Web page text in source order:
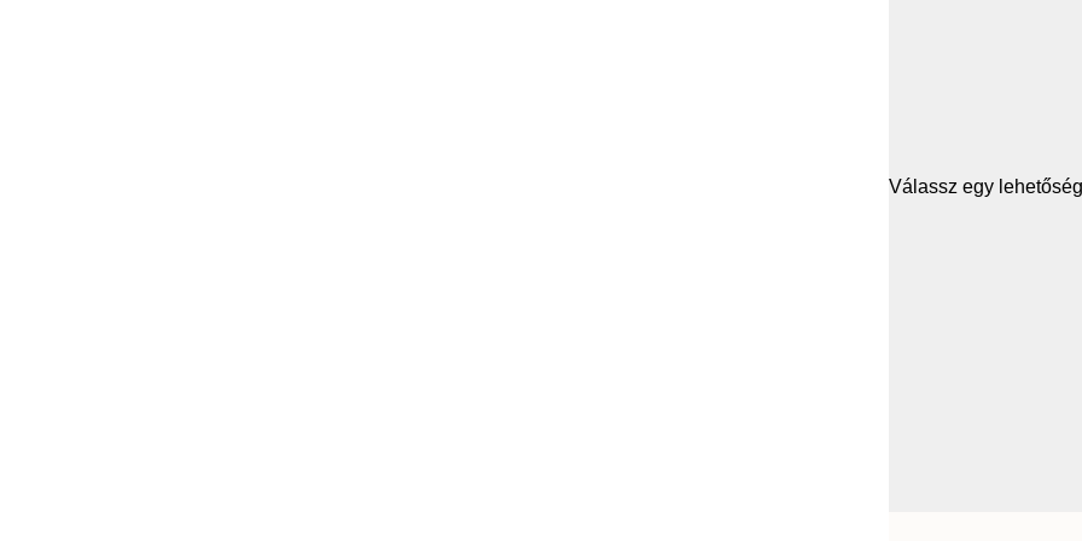
Válassz egy